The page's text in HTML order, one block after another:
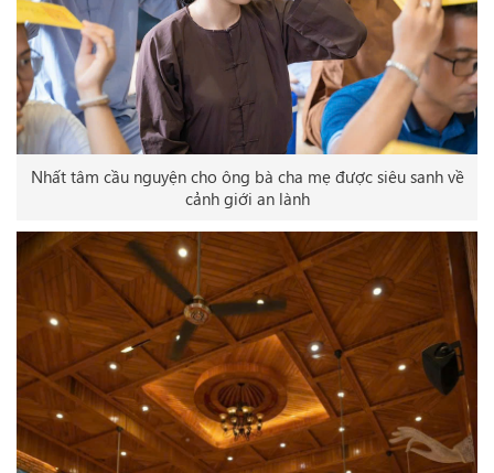
Nhất tâm cầu nguyện cho ông bà cha mẹ được siêu sanh về
cảnh giới an lành